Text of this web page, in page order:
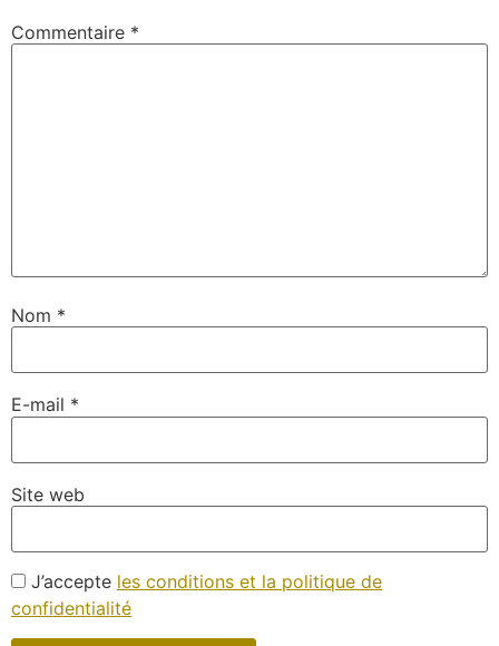
Commentaire *
Nom *
E-mail *
Site web
J’accepte les conditions et la politique de
confidentialité